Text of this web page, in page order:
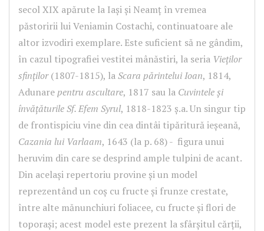
secol XIX apărute la Iași și Neamț în vremea
păstoririi lui Veniamin Costachi, continuatoare ale
altor izvodiri exemplare. Este suficient să ne gândim,
în cazul tipografiei vestitei mânăstiri, la seria Vieților
sfinților(1807-1815), laScara părintelui Ioan, 1814,
Adunarepentru ascultare, 1817 sau la Cuvintele și
învățăturile Sf. Efem Syrul, 1818-1823 ș.a. Un singur tip
de frontispiciu vine din cea dintâi tipăritură ieșeană,
Cazania lui Varlaam, 1643 (la p. 68) - figura unui
heruvim din care se desprind ample tulpini de acant.
Din același repertoriu provine și un model
reprezentând un coș cu fructe și frunze crestate,
între alte mănunchiuri foliacee, cu fructe și flori de
toporași; acest model este prezent la sfârșitul cărții,